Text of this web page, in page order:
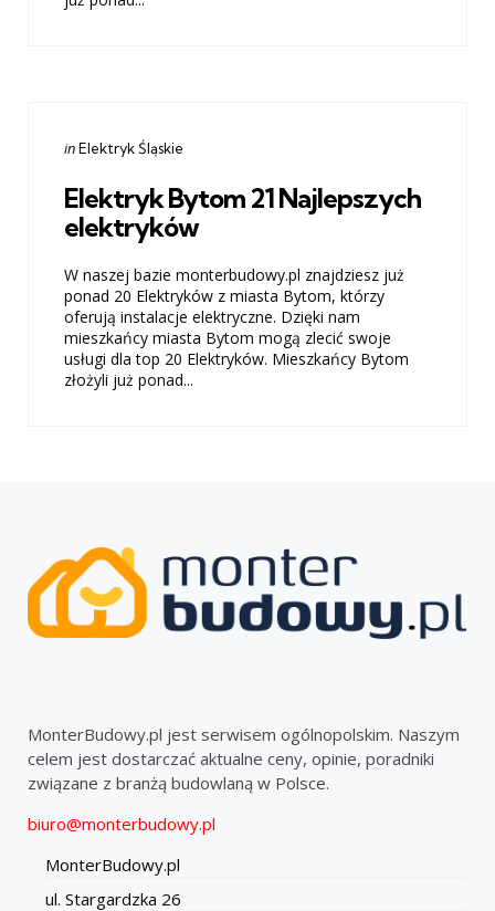
Categories
Posted
inElektryk Śląskie
Elektryk Bytom 21 Najlepszych
elektryków
W naszej bazie monterbudowy.pl znajdziesz już
ponad 20 Elektryków z miasta Bytom, którzy
oferują instalacje elektryczne. Dzięki nam
mieszkańcy miasta Bytom mogą zlecić swoje
usługi dla top 20 Elektryków. Mieszkańcy Bytom
złożyli już ponad...
MonterBudowy.pl jest serwisem ogólnopolskim. Naszym
celem jest dostarczać aktualne ceny, opinie, poradniki
związane z branżą budowlaną w Polsce.
biuro@monterbudowy.pl
MonterBudowy.pl
ul. Stargardzka 26